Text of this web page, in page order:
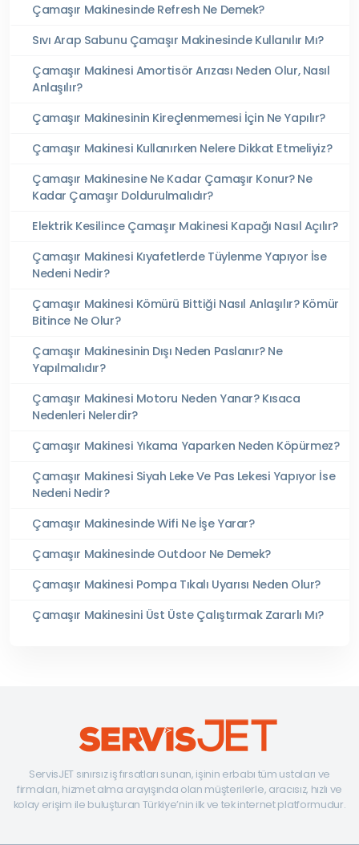
Çamaşır Makinesinde Refresh Ne Demek?
Sıvı Arap Sabunu Çamaşır Makinesinde Kullanılır Mı?
Çamaşır Makinesi Amortisör Arızası Neden Olur, Nasıl
Anlaşılır?
Çamaşır Makinesinin Kireçlenmemesi İçin Ne Yapılır?
Çamaşır Makinesi Kullanırken Nelere Dikkat Etmeliyiz?
Çamaşır Makinesine Ne Kadar Çamaşır Konur? Ne
Kadar Çamaşır Doldurulmalıdır?
Elektrik Kesilince Çamaşır Makinesi Kapağı Nasıl Açılır?
Çamaşır Makinesi Kıyafetlerde Tüylenme Yapıyor İse
Nedeni Nedir?
Çamaşır Makinesi Kömürü Bittiği Nasıl Anlaşılır? Kömür
Bitince Ne Olur?
Çamaşır Makinesinin Dışı Neden Paslanır? Ne
Yapılmalıdır?
Çamaşır Makinesi Motoru Neden Yanar? Kısaca
Nedenleri Nelerdir?
Çamaşır Makinesi Yıkama Yaparken Neden Köpürmez?
Çamaşır Makinesi Siyah Leke Ve Pas Lekesi Yapıyor İse
Nedeni Nedir?
Çamaşır Makinesinde Wifi Ne İşe Yarar?
Çamaşır Makinesinde Outdoor Ne Demek?
Çamaşır Makinesi Pompa Tıkalı Uyarısı Neden Olur?
Çamaşır Makinesini Üst Üste Çalıştırmak Zararlı Mı?
ServisJET sınırsız iş fırsatları sunan, işinin erbabı tüm ustaları ve
firmaları, hizmet alma arayışında olan müşterilerle, aracısız, hızlı ve
kolay erişim ile buluşturan Türkiye’nin ilk ve tek internet platformudur.